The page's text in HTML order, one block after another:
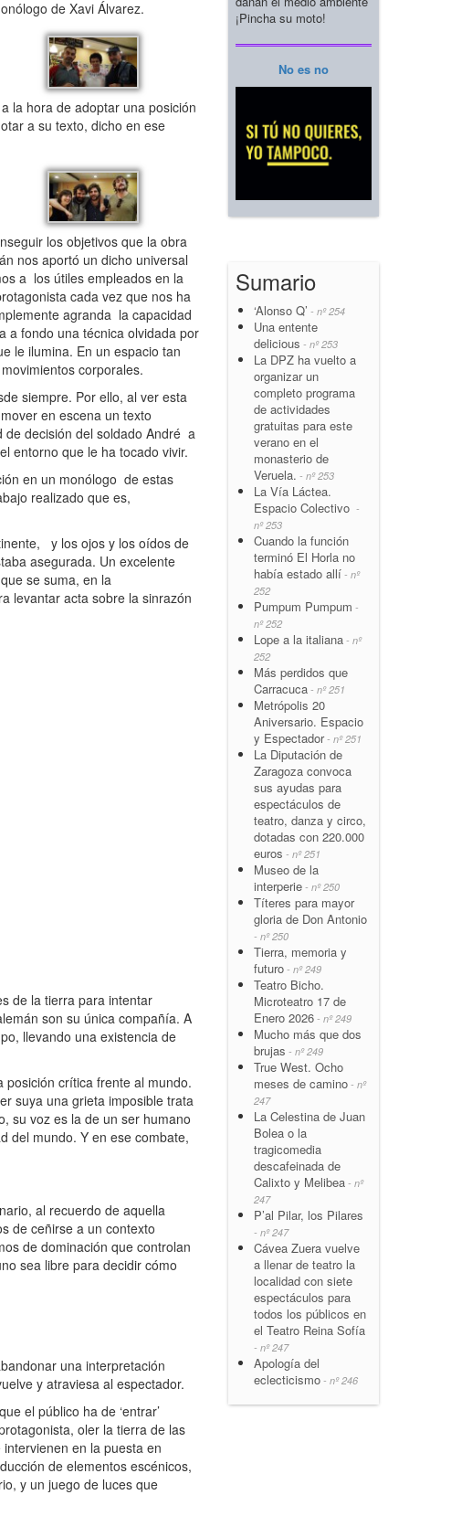
de Xavi Álvarez.
la hora de adoptar una posición
a su texto, dicho en ese
los objetivos que la obra
nos aportó un dicho universal
a los útiles empleados en la
cada vez que nos ha
agranda la capacidad
a fondo una técnica olvidada por
le ilumina. En un espacio tan
corporales.
siempre. Por ello, al ver esta
en escena un texto
decisión del soldado André a
entorno que le ha tocado vivir.
en un monólogo de estas
realizado que es,
y los ojos y los oídos de
asegurada. Un excelente
se suma, en la
levantar acta sobre la sinrazón
de la tierra para intentar
son su única compañía. A
llevando una existencia de
crítica frente al mundo.
suya una grieta imposible trata
su voz es la de un ser humano
del mundo. Y en ese combate,
al recuerdo de aquella
de ceñirse a un contexto
de dominación que controlan
sea libre para decidir cómo
una interpretación
y atraviesa al espectador.
el público ha de ‘entrar’
oler la tierra de las
en la puesta en
de elementos escénicos,
y un juego de luces que
¡Pincha su moto!
No es no
Sumario
‘Alonso Q’ - nº 254
Una entente
delicious - nº 253
La DPZ ha vuelto a
organizar un
completo programa
de actividades
gratuitas para este
verano en el
monasterio de
Veruela. - nº 253
La Vía Láctea.
Espacio Colectivo -
nº 253
Cuando la función
terminó El Horla no
había estado allí - nº
252
Pumpum Pumpum -
nº 252
Lope a la italiana - nº
252
Más perdidos que
Carracuca - nº 251
Metrópolis 20
Aniversario. Espacio
y Espectador- nº 251
La Diputación de
Zaragoza convoca
sus ayudas para
espectáculos de
teatro, danza y circo,
dotadas con 220.000
euros - nº 251
Museo de la
interperie - nº 250
Títeres para mayor
gloria de Don Antonio
- nº 250
Tierra, memoria y
futuro - nº 249
Teatro Bicho.
Microteatro 17 de
Enero 2026 - nº 249
Mucho más que dos
brujas - nº 249
True West. Ocho
meses de camino - nº
247
La Celestina de Juan
Bolea o la
tragicomedia
descafeinada de
Calixto y Melibea - nº
247
P’al Pilar, los Pilares
- nº 247
Cávea Zuera vuelve
a llenar de teatro la
localidad con siete
espectáculos para
todos los públicos en
el Teatro Reina Sofía
- nº 247
Apología del
eclecticismo - nº 246